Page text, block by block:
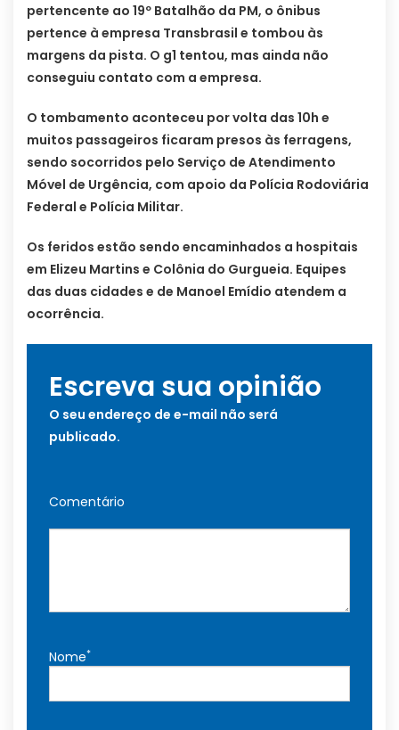
pertencente ao 19º Batalhão da PM, o ônibus
pertence à empresa Transbrasil e tombou às
margens da pista. O g1 tentou, mas ainda não
conseguiu contato com a empresa.
O tombamento aconteceu por volta das 10h e
muitos passageiros ficaram presos às ferragens,
sendo socorridos pelo Serviço de Atendimento
Móvel de Urgência, com apoio da Polícia Rodoviária
Federal e Polícia Militar.
Os feridos estão sendo encaminhados a hospitais
em Elizeu Martins e Colônia do Gurgueia. Equipes
das duas cidades e de Manoel Emídio atendem a
ocorrência.
Escreva sua opinião
O seu endereço de e-mail não será
publicado.
Comentário
Nome*